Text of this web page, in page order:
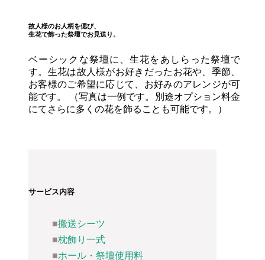
故人様のお人柄を偲び、
生花で飾った祭壇でお見送り。
ベーシックな祭壇に、生花をあしらった祭壇で
す。生花は故人様がお好きだったお花や、季節、
お客様のご希望に応じて、お好みのアレンジが可
能です。 （写真は一例です。別途オプション料金
にてさらに多くの花を飾ることも可能です。）
サービス内容
搬送シーツ
枕飾り一式
ホール・祭壇使用料